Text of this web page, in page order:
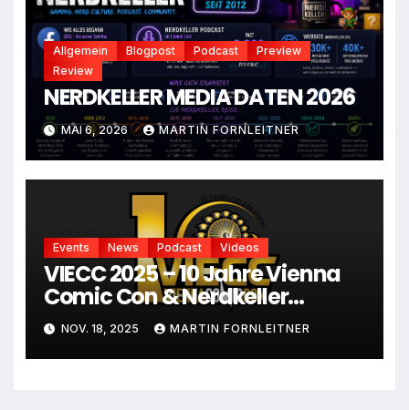
Allgemein Blogpost Podcast
Preview
Review
NERDKELLER MEDIA DATEN 2026
MAI 6, 2026 MARTIN FORNLEITNER
Events News Podcast Videos
VIECC 2025 – 10 Jahre Vienna
Comic Con & Nerdkeller
mittendrin!
NOV. 18, 2025 MARTIN FORNLEITNER